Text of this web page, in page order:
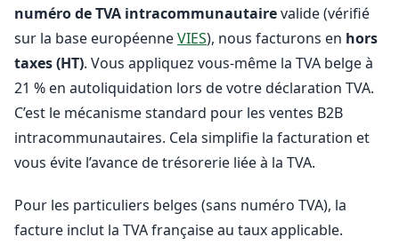
numéro de TVA intracommunautairevalide (vérifié
sur la base européenneVIES), nous facturons en hors
taxes (HT). Vous appliquez vous-même la TVA belge à
21 % en autoliquidation lors de votre déclaration TVA.
C’est le mécanisme standard pour les ventes B2B
intracommunautaires. Cela simplifie la facturation et
vous évite l’avance de trésorerie liée à la TVA.
Pour les particuliers belges (sans numéro TVA), la
facture inclut la TVA française au taux applicable.